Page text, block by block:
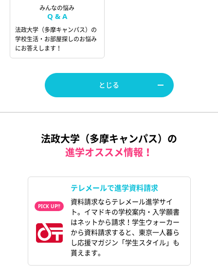
みんなの悩み
Q & A
法政大学（多摩キャンパス）の
学校生活・お部屋探しのお悩み
にお答えします！
とじる
法政大学（多摩キャンパス）の
進学オススメ情報！
テレメールで進学資料請求
資料請求ならテレメール進学サイ
ト。イマドキの学校案内・入学願書
はネットから請求！学生ウォーカー
から資料請求すると、東京一人暮ら
し応援マガジン「学生スタイル」も
貰えます。